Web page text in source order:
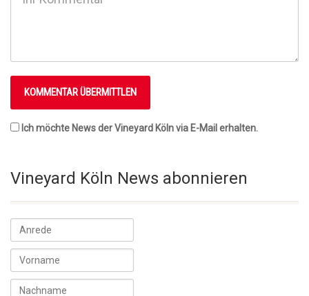
Ich möchte News der Vineyard Köln via E-Mail erhalten.
Vineyard Köln News abonnieren